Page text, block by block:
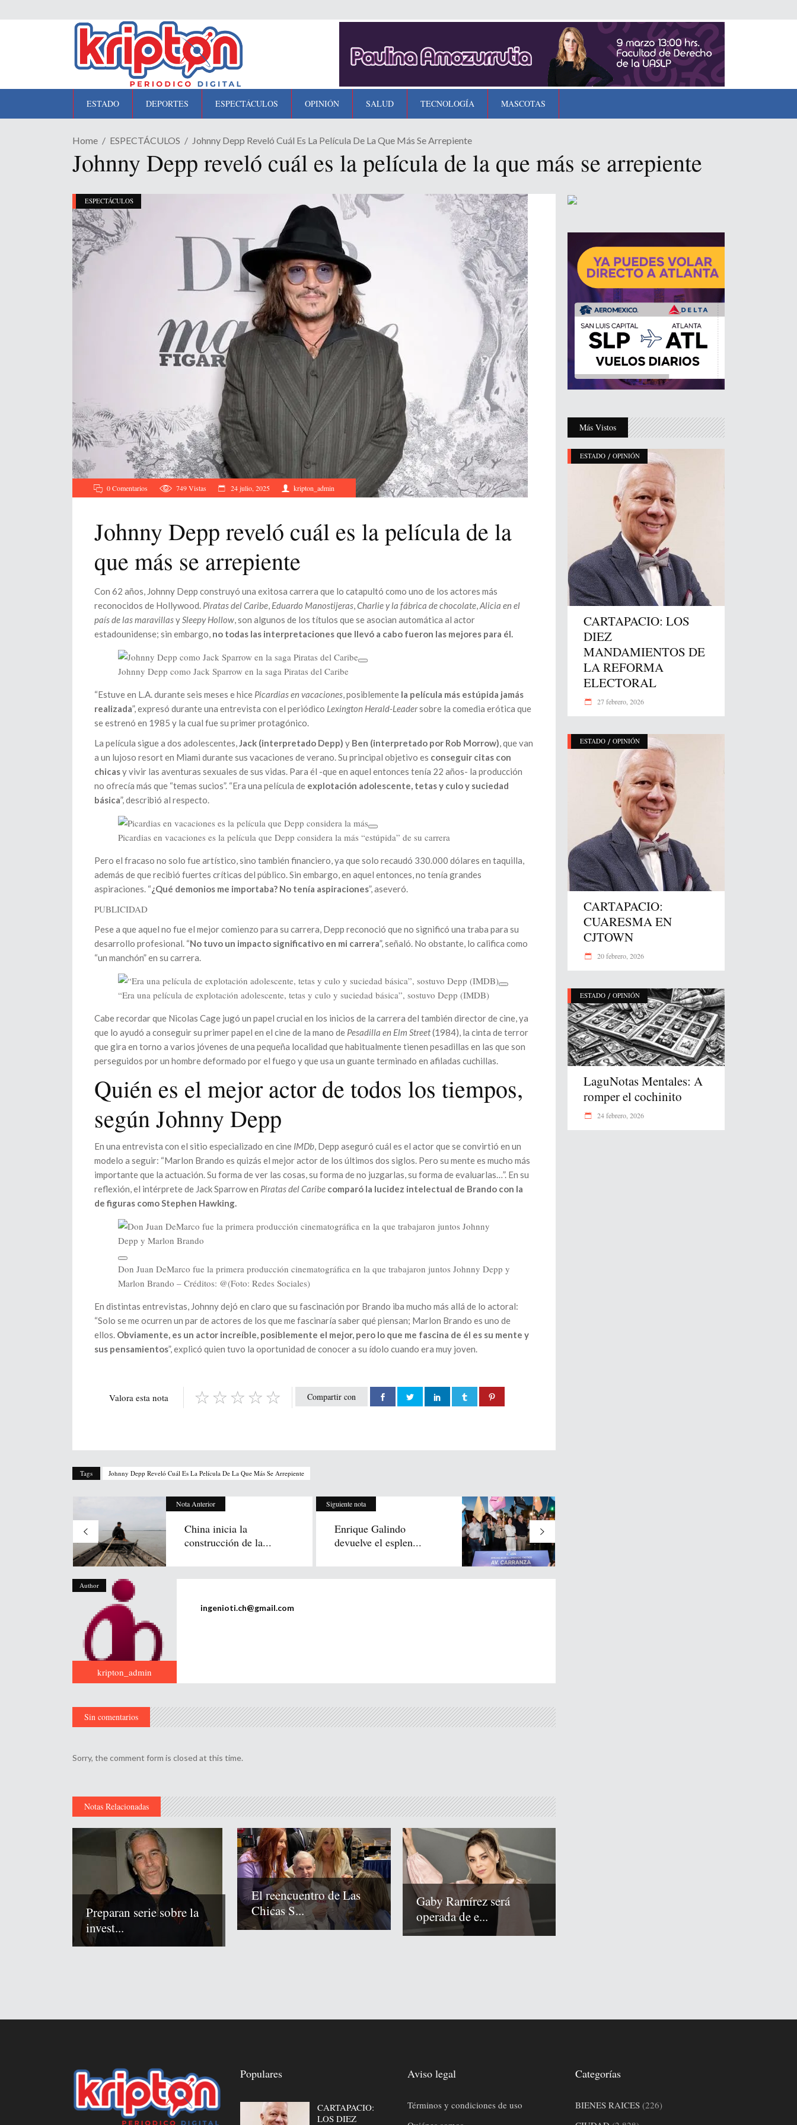
ESTADO DEPORTES ESPECTÁCULOS OPINIÓN SALUD TECNOLOGÍA MASCOTAS
Home ESPECTÁCULOS Johnny Depp Reveló Cuál Es La Película De La Que Más Se Arrepiente
Johnny Depp reveló cuál es la película de la que más se arrepiente
ESPECTÁCULOS
0 Comentarios 749Vistas 24 julio, 2025 kripton_admin
Johnny Depp reveló cuál es la película de la
que más se arrepiente
Con 62 años, Johnny Depp construyó una exitosa carrera que lo catapultó como uno de los actores más
reconocidos de Hollywood. Piratas del Caribe, Eduardo Manostijeras,Charlie y la fábrica de chocolate,Alicia en el
país de las maravillasySleepy Hollow, son algunos de los títulos que se asocian automática al actor
estadounidense; sin embargo, no todas las interpretaciones que llevó a cabo fueron las mejores para él.
Johnny Depp como Jack Sparrow en la saga Piratas del Caribe
“Estuve en L.A. durante seis meses e hice Picardias en vacaciones, posiblemente la película más estúpida jamás
realizada”, expresó durante una entrevista con el periódico Lexington Herald-Leadersobre la comedia erótica que
se estrenó en 1985 y la cual fue su primer protagónico.
La película sigue a dos adolescentes,Jack (interpretado Depp) y Ben (interpretado por Rob Morrow), que van
a un lujoso resort en Miami durante sus vacaciones de verano. Su principal objetivo es conseguir citas con
chicasy vivir las aventuras sexuales de sus vidas. Para él -que en aquel entonces tenía 22 años- la producción
no ofrecía más que “temas sucios”. “Era una película de explotación adolescente, tetas y culo y suciedad
básica”, describió al respecto.
Picardias en vacaciones es la película que Depp considera la más “estúpida” de su carrera
Pero el fracaso no solo fue artístico, sino también financiero, ya que solo recaudó 330.000 dólares en taquilla,
además de que recibió fuertes críticas del público. Sin embargo, en aquel entonces, no tenía grandes
aspiraciones. “¿Qué demonios me importaba? No tenía aspiraciones”, aseveró.
PUBLICIDAD
Pese a que aquel no fue el mejor comienzo para su carrera, Depp reconoció que no significó una traba para su
desarrollo profesional. “No tuvo un impacto significativo en mi carrera”, señaló. No obstante, lo califica como
“un manchón” en su carrera.
“Era una película de explotación adolescente, tetas y culo y suciedad básica”, sostuvo Depp (IMDB)
Cabe recordar que Nicolas Cage jugó un papel crucial en los inicios de la carrera del también director de cine, ya
que lo ayudó a conseguir su primer papel en el cine de la mano de Pesadilla en Elm Street(1984), la cinta de terror
que gira en torno a varios jóvenes de una pequeña localidad que habitualmente tienen pesadillas en las que son
perseguidos por un hombre deformado por el fuego y que usa un guante terminado en afiladas cuchillas.
Quién es el mejor actor de todos los tiempos,
según Johnny Depp
En una entrevista con el sitio especializado en cine IMDb, Depp aseguró cuál es el actor que se convirtió en un
modelo a seguir: “Marlon Brando es quizás el mejor actor de los últimos dos siglos. Pero su mente es mucho más
importante que la actuación. Su forma de ver las cosas, su forma de no juzgarlas, su forma de evaluarlas…”. En su
reflexión, el intérprete de Jack Sparrow en Piratas del Caribe comparó la lucidez intelectual de Brando con la
de figuras como Stephen Hawking.
Don Juan DeMarco fue la primera producción cinematográfica en la que trabajaron juntos Johnny Depp y
Marlon Brando – Créditos: @(Foto: Redes Sociales)
En distintas entrevistas, Johnny dejó en claro que su fascinación por Brando iba mucho más allá de lo actoral:
“Solo se me ocurren un par de actores de los que me fascinaría saber qué piensan; Marlon Brando es uno de
ellos. Obviamente, es un actor increíble, posiblemente el mejor, pero lo que me fascina de él es su mente y
sus pensamientos”, explicó quien tuvo la oportunidad de conocer a su ídolo cuando era muy joven.
Compartir con
Valora esta nota
Tags Johnny Depp Reveló Cuál Es La Película De La Que Más Se Arrepiente
Nota Anterior
China inicia la
construcción de la...
Siguiente nota
Enrique Galindo
devuelve el esplen...
Author
kripton_admin
ingenioti.ch@gmail.com
Sin comentarios
Sorry, the comment form is closed at this time.
Notas Relacionadas
Preparan serie sobre la
invest...
El reencuentro de Las
Chicas S...
Gaby Ramírez será
operada de e...
Más Vistos
ESTADO / OPINIÓN
CARTAPACIO: LOS
DIEZ
MANDAMIENTOS DE
LA REFORMA
ELECTORAL
27 febrero, 2026
ESTADO / OPINIÓN
CARTAPACIO:
CUARESMA EN
CJTOWN
20 febrero, 2026
ESTADO / OPINIÓN
LaguNotas Mentales: A
romper el cochinito
24 febrero, 2026
Populares
CARTAPACIO:
LOS DIEZ
Aviso legal
Términos y condiciones de uso
Categorías
BIENES RAICES(226)